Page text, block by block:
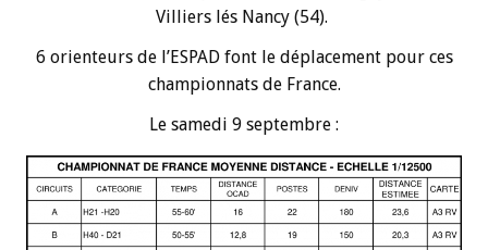
Villiers lés Nancy (54).
6 orienteurs de l’ESPAD font le déplacement pour ces
championnats de France.
Le samedi 9 septembre :